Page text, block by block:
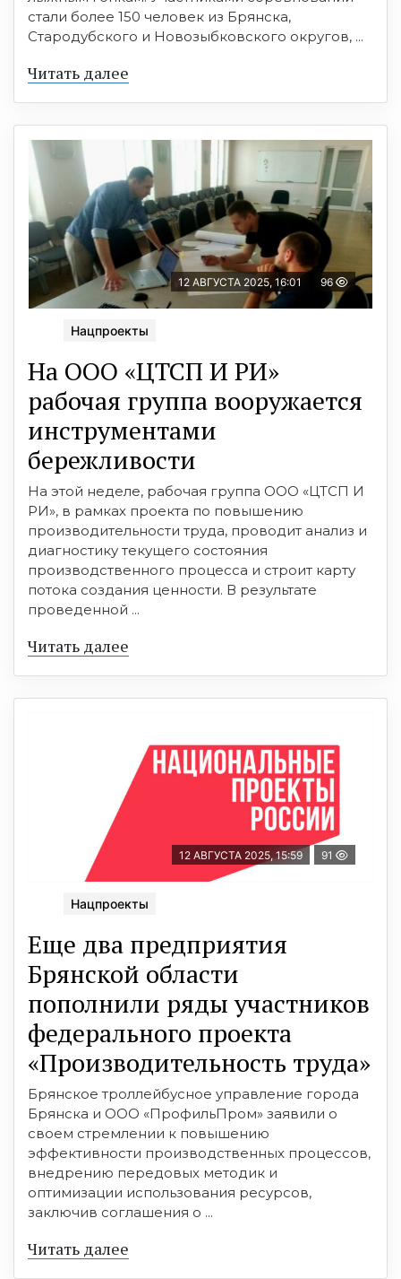
стали более 150 человек из Брянска,
Стародубского и Новозыбковского округов, ...
Читать далее
12 АВГУСТА 2025, 16:01 96
Нацпроекты
На ООО «ЦТСП И РИ»
рабочая группа вооружается
инструментами
бережливости
На этой неделе, рабочая группа ООО «ЦТСП И
РИ», в рамках проекта по повышению
производительности труда, проводит анализ и
диагностику текущего состояния
производственного процесса и строит карту
потока создания ценности. В результате
проведенной ...
Читать далее
12 АВГУСТА 2025, 15:59 91
Нацпроекты
Еще два предприятия
Брянской области
пополнили ряды участников
федерального проекта
«Производительность труда»
Брянское троллейбусное управление города
Брянска и ООО «ПрофильПром» заявили о
своем стремлении к повышению
эффективности производственных процессов,
внедрению передовых методик и
оптимизации использования ресурсов,
заключив соглашения о ...
Читать далее